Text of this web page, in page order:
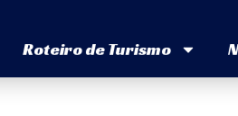
Roteiro de Turismo